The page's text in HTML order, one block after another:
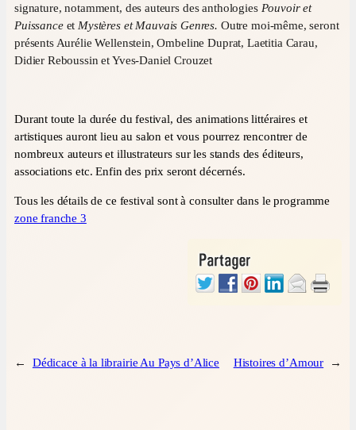
signature, notamment, des auteurs des anthologies Pouvoir et
Puissanceet Mystères et Mauvais Genres. Outre moi-même, seront
présents Aurélie Wellenstein, Ombeline Duprat, Laetitia Carau,
Didier Reboussin et Yves-Daniel Crouzet
Durant toute la durée du festival, des animations littéraires et
artistiques auront lieu au salon et vous pourrez rencontrer de
nombreux auteurs et illustrateurs sur les stands des éditeurs,
associations etc. Enfin des prix seront décernés.
Tous les détails de ce festival sont à consulter dans le programme
zone franche 3
← Dédicace à la librairie Au Pays d’Alice Histoires d’Amour →